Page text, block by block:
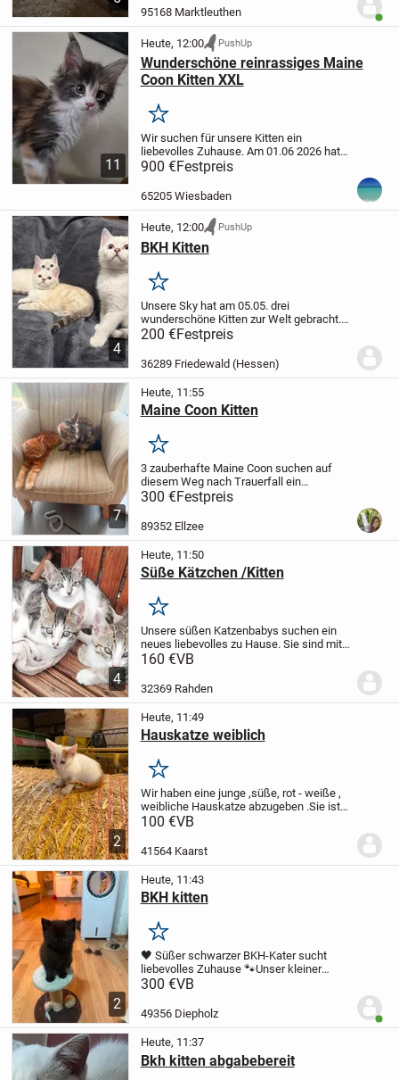
eigenständig und ist stubenrein. Mix mit
95168 Marktleuthen
11
Heute, 12:00 PushUp
Wunderschöne reinrassiges Maine
Coon Kitten XXL
Merken
Wir suchen für unsere Kitten ein
liebevolles Zuhause. Am 01.06 2026 hat
unsere Main Coon Katze 3 wunderschöne
Kitten bekommen. Es sind 2 Weibchen
und 1 Männchen ( rot )
900 €Festpreis
65205 Wiesbaden
4
Heute, 12:00 PushUp
BKH Kitten
Merken
Unsere Sky hat am 05.05. drei
wunderschöne Kitten zur Welt gebracht.
Es sind noch zwei Jungs verfügbar. Alle
haben blaue Augen. Wachsen mit kleinen
Kindern auf und können ab dem 28.07.
ausziehen....
200 €Festpreis
36289 Friedewald (Hessen)
7
Heute, 11:55
Maine Coon Kitten
Merken
3 zauberhafte Maine Coon suchen auf
diesem Weg nach Trauerfall ein
Kuschelzentrum.Die Blaue/ silberne ist
ein liebenswerter charakter der sich freut
wenn man ihr zeigt das man Sie lieb
300 €Festpreis
89352 Ellzee
4
Heute, 11:50
Süße Kätzchen /Kitten
Merken
Unsere süßen Katzenbabys suchen ein
neues liebevolles zu Hause. Sie sind mit
Kindern aufgewachsen und lassen sich
ein weißes Näschen und das Kätzchen
160 €VB
32369 Rahden
2
Heute, 11:49
Hauskatze weiblich
Merken
Wir haben eine junge ,süße, rot - weiße ,
weibliche Hauskatze abzugeben .Sie ist
noch etwas schüchtern aber kann super
und stubenrein .
100 €VB
41564 Kaarst
2
Heute, 11:43
BKH kitten
Merken
🖤 Süßer schwarzer BKH-Kater sucht
liebevolles Zuhause 🐾Unser kleiner
schwarzer BKH-Kater, geboren am 09.05.,
lieber, verspielter und neugieriger kleiner...
300 €VB
49356 Diepholz
Heute, 11:37
Bkh kitten abgabebereit